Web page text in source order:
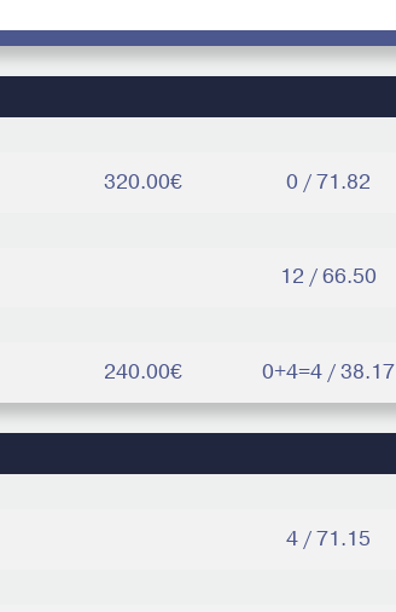
320.00€ 0 / 71.82
12 / 66.50
240.00€ 0+4=4 / 38.17
4 / 71.15